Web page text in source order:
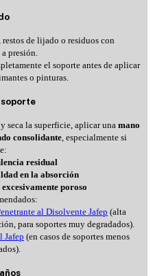
de lijado o residuos con
presión.
el soporte antes de aplicar
o pinturas.
seca la superficie, aplicar una mano
consolidante , especialmente si
residual
en la absorción
poroso
al Disolvente Jafep (alta
para soportes muy degradados).
Jafep (en casos de soportes menos